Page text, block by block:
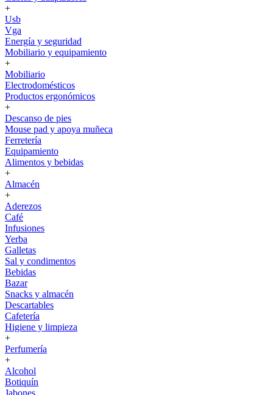
+
Usb
Vga
Energía y seguridad
Mobiliario y equipamiento
+
Mobiliario
Electrodomésticos
Productos ergonómicos
+
Descanso de pies
Mouse pad y apoya muñeca
Ferretería
Equipamiento
Alimentos y bebidas
+
Almacén
+
Aderezos
Café
Infusiones
Yerba
Galletas
Sal y condimentos
Bebidas
Bazar
Snacks y almacén
Descartables
Cafetería
Higiene y limpieza
+
Perfumería
+
Alcohol
Botiquín
Jabones